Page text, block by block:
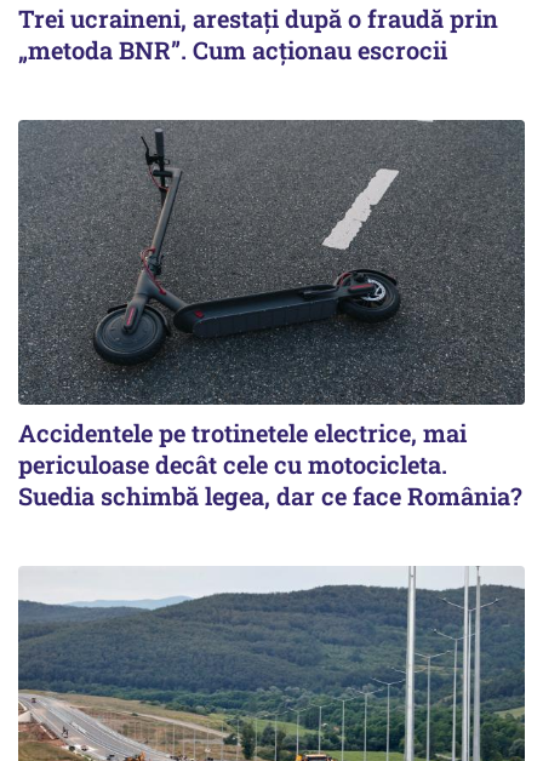
Trei ucraineni, arestați după o fraudă prin
„metoda BNR”. Cum acționau escrocii
Accidentele pe trotinetele electrice, mai
periculoase decât cele cu motocicleta.
Suedia schimbă legea, dar ce face România?